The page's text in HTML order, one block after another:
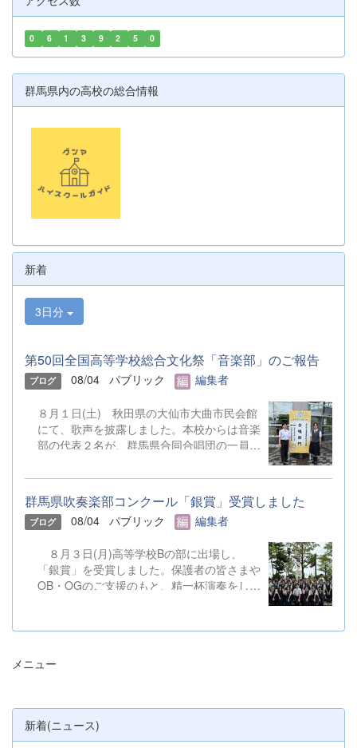
0 6 1 3 9 2 5 0
群馬県内の高校の総合情報
新着
3日分
第50回全国高等学校総合文化祭「音楽部」のご報告
ブログ 08/04 パブリック 編集者
８月１日(土) 秋田県の大仙市大曲市民会館
にて、歌声を披露しました。本校からは音楽
部の代表２名が、群馬県合同合唱団の一員と
群馬県吹奏楽部コンクール「銀賞」受賞しました
ブログ 08/04 パブリック 編集者
８月３日(月)高等学校Bの部に出場し、
「銀賞」を受賞しました。保護者の皆さまや
OB・OGのご支援のもと、精一杯演奏をして
は、ソロやアンサンブルのコンテストに向け
願いいたします。 &nbsp; &nbsp; &nbsp;
メニュー
新着(ニュース)